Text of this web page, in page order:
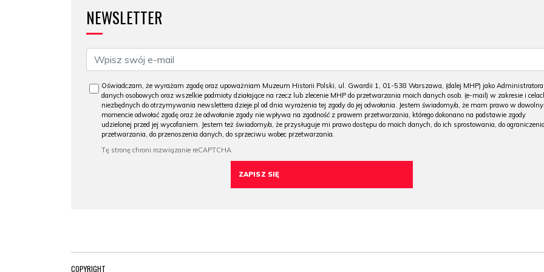
NEWSLETTER
Oświadczam, że wyrażam zgodę oraz upoważniam Muzeum Historii Polski, ul. Gwardii 1, 01-538 Warszawa, (dalej MHP) jako Administratora
danych osobowych oraz wszelkie podmioty działające na rzecz lub zlecenie MHP do przetwarzania moich danych osob. (e-mail) w zakresie i
niezbędnych do otrzymywania newslettera dzieje.pl od dnia wyrażenia tej zgody do jej odwołania. Jestem świadomy/a, że mam prawo w
momencie odwołać zgodę oraz że odwołanie zgody nie wpływa na zgodność z prawem przetwarzania, którego dokonano na podstawie zgody
udzielonej przed jej wycofaniem. Jestem też świadomy/a, że przysługuje mi prawo dostępu do moich danych, do ich sprostowania, do ograniczenia
przetwarzania, do przenoszenia danych, do sprzeciwu wobec przetwarzania.
COPYRIGHT